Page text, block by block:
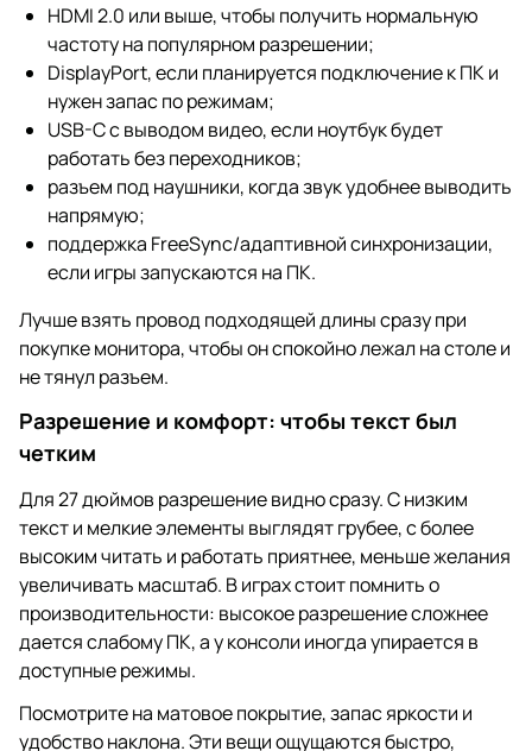
HDMI 2.0 или выше, чтобы получить нормальную
частоту на популярном разрешении;
DisplayPort, если планируется подключение к ПК и
нужен запас по режимам;
USB-C с выводом видео, если ноутбук будет
работать без переходников;
разъем под наушники, когда звук удобнее выводить
напрямую;
поддержка FreeSync/адаптивной синхронизации,
если игры запускаются на ПК.
Лучше взять провод подходящей длины сразу при
покупке монитора, чтобы он спокойно лежал на столе и
не тянул разъем.
Разрешение и комфорт: чтобы текст был
четким
Для 27 дюймов разрешение видно сразу. С низким
текст и мелкие элементы выглядят грубее, с более
высоким читать и работать приятнее, меньше желания
увеличивать масштаб. В играх стоит помнить о
производительности: высокое разрешение сложнее
дается слабому ПК, а у консоли иногда упирается в
доступные режимы.
Посмотрите на матовое покрытие, запас яркости и
удобство наклона. Эти вещи ощущаются быстро,